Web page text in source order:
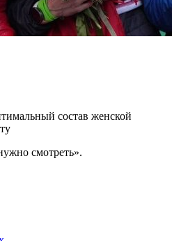
состав женской
смотреть».